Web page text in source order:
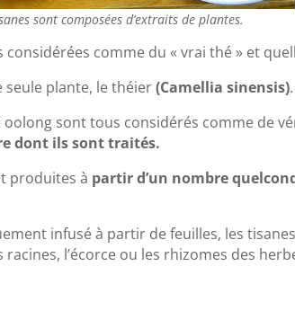
sont composées d’extraits de plantes.
comme du « vrai thé » et
seule plante, le théier(Camellia sinensis).
sont tous considérés comme de
dont ils sont traités.
produites à partir d’un nombre
infusé à partir de feuilles, les
l’écorce ou les rhizomes des